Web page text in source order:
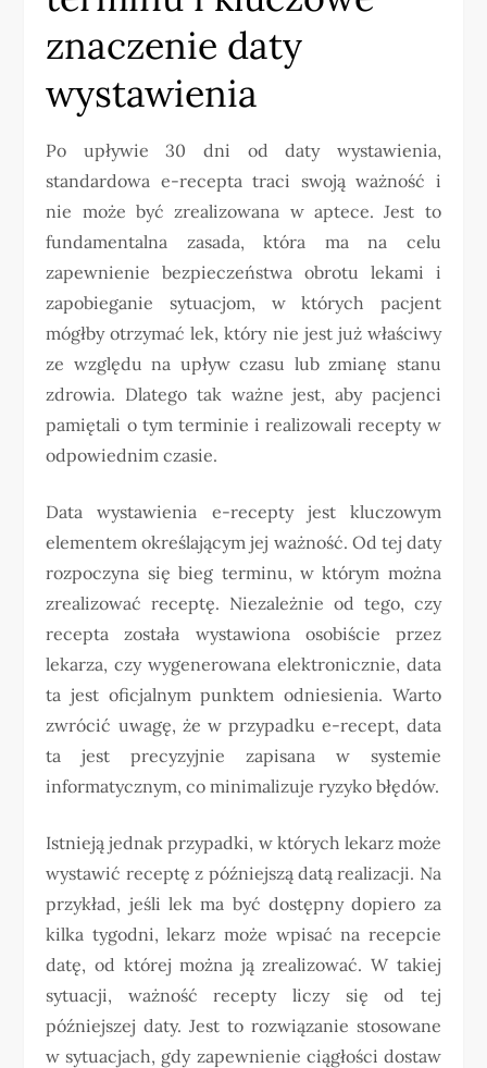
znaczenie daty
wystawienia
Po upływie 30 dni od daty wystawienia,
standardowa e-recepta traci swoją ważność i
nie może być zrealizowana w aptece. Jest to
fundamentalna zasada, która ma na celu
zapewnienie bezpieczeństwa obrotu lekami i
zapobieganie sytuacjom, w których pacjent
mógłby otrzymać lek, który nie jest już właściwy
ze względu na upływ czasu lub zmianę stanu
zdrowia. Dlatego tak ważne jest, aby pacjenci
pamiętali o tym terminie i realizowali recepty w
odpowiednim czasie.
Data wystawienia e-recepty jest kluczowym
elementem określającym jej ważność. Od tej daty
rozpoczyna się bieg terminu, w którym można
zrealizować receptę. Niezależnie od tego, czy
recepta została wystawiona osobiście przez
lekarza, czy wygenerowana elektronicznie, data
ta jest oficjalnym punktem odniesienia. Warto
zwrócić uwagę, że w przypadku e-recept, data
ta jest precyzyjnie zapisana w systemie
informatycznym, co minimalizuje ryzyko błędów.
Istnieją jednak przypadki, w których lekarz może
wystawić receptę z późniejszą datą realizacji. Na
przykład, jeśli lek ma być dostępny dopiero za
kilka tygodni, lekarz może wpisać na recepcie
datę, od której można ją zrealizować. W takiej
sytuacji, ważność recepty liczy się od tej
późniejszej daty. Jest to rozwiązanie stosowane
w sytuacjach, gdy zapewnienie ciągłości dostaw